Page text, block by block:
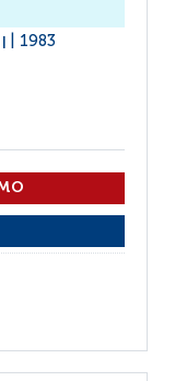
1983